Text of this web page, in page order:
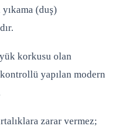
(duş)
korkusu olan
yapılan modern
zarar vermez;